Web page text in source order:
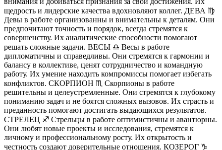
щедрость и лидерские качества вдохновляют коллег. ДЕВА ♍️
Девы в работе организованны и внимательны к деталям. Они
предпочитают точность и порядок, всегда стремятся к
совершенству. Их аналитические способности помогают
решать сложные задачи. ВЕСЫ ♎️ Весы в работе
дипломатичны и справедливы. Они стремятся к гармонии и
балансу в коллективе, ценят сотрудничество и командную
работу. Их умение находить компромиссы помогает избегать
конфликтов. СКОРПИОН ♏️ Скорпионы в работе
решительны и целеустремленные. Они стремятся к глубокому
пониманию задач и не боятся сложных вызовов. Их страсть и
преданность помогают достигать выдающихся результатов.
СТРЕЛЕЦ ♐️ Стрельцы в работе оптимистичны и авантюрны.
Они любят новые проекты и исследования, стремятся к
личному и профессиональному росту. Их открытость и
честность создают доверительные отношения. КОЗЕРОГ ♑️